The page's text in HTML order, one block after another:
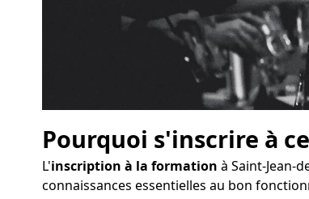
Pourquoi s'inscrire à
L'inscription à la formation à Saint-Jean-
connaissances essentielles au bon